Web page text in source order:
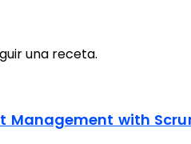
una receta.
Management with